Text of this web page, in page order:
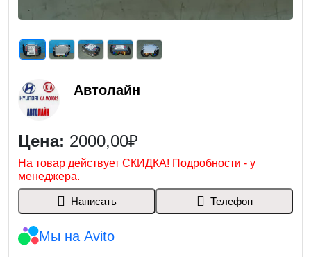
Автолайн
Цена: 2000,00₽
На товар действует СКИДКА! Подробности - у
менеджера.
Написать Телефон
Мы на Avito